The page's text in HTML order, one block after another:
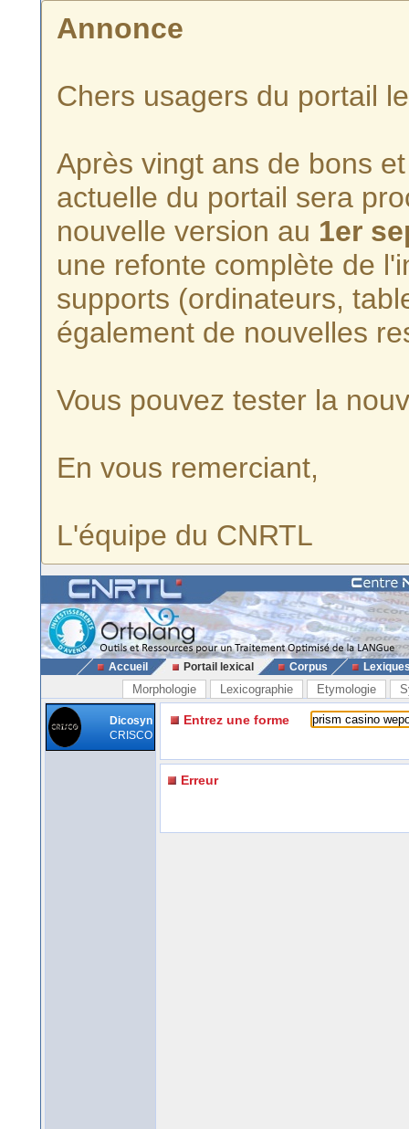
Annonce
Chers usagers du portail
Après vingt ans de bons
actuelle du portail sera
nouvelle version au 1er
une refonte complète de
supports (ordinateurs,
également de nouvelles
Vous pouvez tester la
En vous remerciant,
L'équipe du CNRTL
Accueil Portail lexical Corpus
Morphologie Lexicographie Etymologie
Dicosyn
CRISCO
Entrez une forme
Erreur